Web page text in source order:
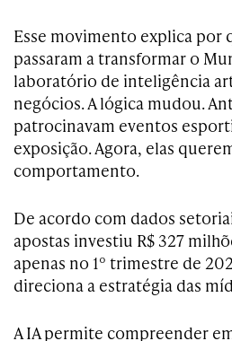
Esse movimento explica por
passaram a transformar o
laboratório de inteligência
negócios. A lógica mudou.
patrocinavam eventos
exposição. Agora, elas
comportamento.
De acordo com dados
apostas investiu R$ 327
apenas no 1º trimestre de
direciona a estratégia das
A IA permite compreender